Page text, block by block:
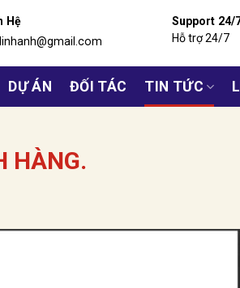
Hệ
Support 24/
Hỗ trợ 24/7
DỰ ÁN ĐỐI TÁC TIN TỨC
HÀNG.